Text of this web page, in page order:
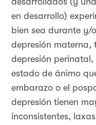
en desarrollo)
bien sea durante y/
depresión materna,
depresión
estado de ánimo
embarazo o el
depresión tienen
inconsistentes,